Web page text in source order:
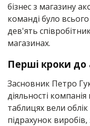
бізнес з магазину
команді було
дев'ять
магазинах.
Перші кроки до
Засновник Петро
діяльності
таблицях вели
підрахунок